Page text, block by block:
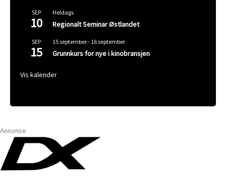
SEP
10
Heldags
Regionalt Seminar Østlandet
SEP
15
15 september- 16 september
Grunnkurs for nye i kinobransjen
Vis kalender
Annonse